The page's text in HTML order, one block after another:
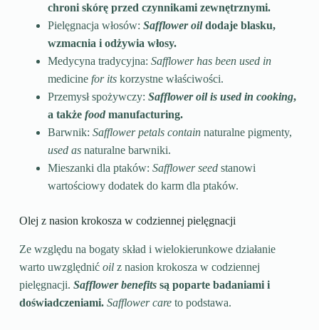
chroni skórę przed czynnikami zewnętrznymi.
Pielęgnacja włosów: Safflower oildodaje blasku,
wzmacnia i odżywia włosy.
Medycyna tradycyjna: Safflower has been used in
medicine for itskorzystne właściwości.
Przemysł spożywczy: Safflower oil is used in cooking,
a także foodmanufacturing.
Barwnik: Safflower petals containnaturalne pigmenty,
used asnaturalne barwniki.
Mieszanki dla ptaków: Safflower seedstanowi
wartościowy dodatek do karm dla ptaków.
Olej z nasion krokosza w codziennej pielęgnacji
Ze względu na bogaty skład i wielokierunkowe działanie
warto uwzględnić oilz nasion krokosza w codziennej
pielęgnacji. Safflower benefitssą poparte badaniami i
doświadczeniami. Safflower careto podstawa.